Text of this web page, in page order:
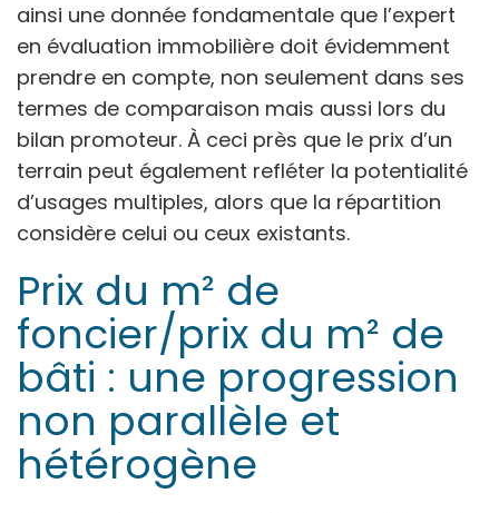
ainsi une donnée fondamentale que l’expert
en évaluation immobilière doit évidemment
prendre en compte, non seulement dans ses
termes de comparaison mais aussi lors du
bilan promoteur. À ceci près que le prix d’un
terrain peut également refléter la potentialité
d’usages multiples, alors que la répartition
considère celui ou ceux existants.
Prix du m² de
foncier/prix du m² de
bâti : une progression
non parallèle et
hétérogène